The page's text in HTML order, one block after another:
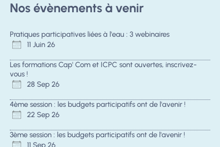
Nos évènements à venir
Pratiques participatives liées à l'eau : 3 webinaires
11 Juin 26
Les formations Cap' Com et ICPC sont ouvertes, inscrivez-
vous !
28 Sep 26
4ème session : les budgets participatifs ont de l'avenir !
22 Sep 26
3ème session : les budgets participatifs ont de l'avenir !
11 Sep 26